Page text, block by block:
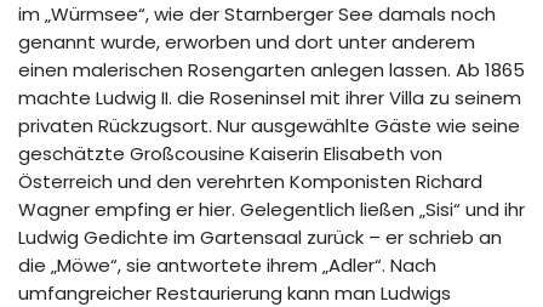
im „Würmsee“, wie der Starnberger See damals noch
genannt wurde, erworben und dort unter anderem
einen malerischen Rosengarten anlegen lassen. Ab 1865
machte Ludwig II. die Roseninsel mit ihrer Villa zu seinem
privaten Rückzugsort. Nur ausgewählte Gäste wie seine
geschätzte Großcousine Kaiserin Elisabeth von
Österreich und den verehrten Komponisten Richard
Wagner empfing er hier. Gelegentlich ließen „Sisi“ und ihr
Ludwig Gedichte im Gartensaal zurück – er schrieb an
die „Möwe“, sie antwortete ihrem „Adler“. Nach
umfangreicher Restaurierung kann man Ludwigs